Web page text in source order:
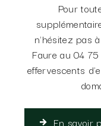
Pour
n'hésitez pas
Faure au 04
effervescents
En savoir